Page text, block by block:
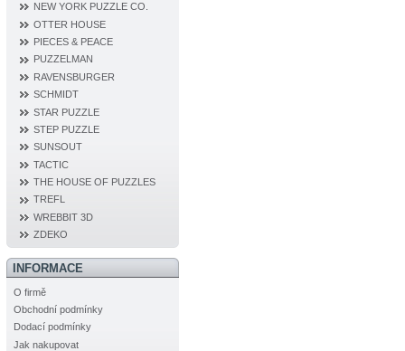
NEW YORK PUZZLE CO.
OTTER HOUSE
PIECES & PEACE
PUZZELMAN
RAVENSBURGER
SCHMIDT
STAR PUZZLE
STEP PUZZLE
SUNSOUT
TACTIC
THE HOUSE OF PUZZLES
TREFL
WREBBIT 3D
ZDEKO
INFORMACE
O firmě
Obchodní podmínky
Dodací podmínky
Jak nakupovat